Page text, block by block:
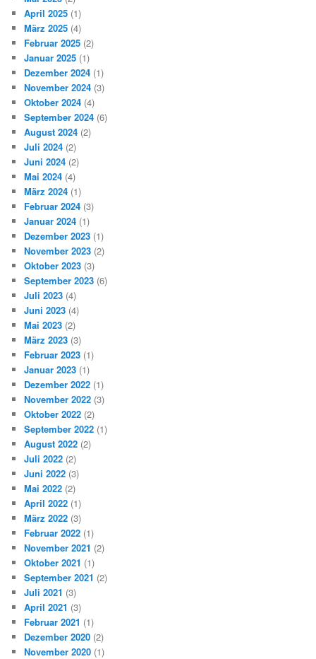
April 2025 (1)
März 2025 (4)
Februar 2025 (2)
Januar 2025 (1)
Dezember 2024 (1)
November 2024 (3)
Oktober 2024 (4)
September 2024 (6)
August 2024 (2)
Juli 2024 (2)
Juni 2024 (2)
Mai 2024 (4)
März 2024 (1)
Februar 2024 (3)
Januar 2024 (1)
Dezember 2023 (1)
November 2023 (2)
Oktober 2023 (3)
September 2023 (6)
Juli 2023 (4)
Juni 2023 (4)
Mai 2023 (2)
März 2023 (3)
Februar 2023 (1)
Januar 2023 (1)
Dezember 2022 (1)
November 2022 (3)
Oktober 2022 (2)
September 2022 (1)
August 2022 (2)
Juli 2022 (2)
Juni 2022 (3)
Mai 2022 (2)
April 2022 (1)
März 2022 (3)
Februar 2022 (1)
November 2021 (2)
Oktober 2021 (1)
September 2021 (2)
Juli 2021 (3)
April 2021 (3)
Februar 2021 (1)
Dezember 2020 (2)
November 2020 (1)